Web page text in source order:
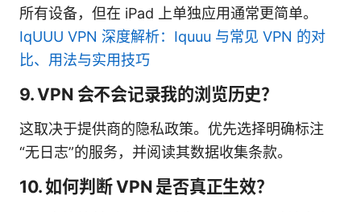
所有设备，但在 iPad 上单独应用通常更简单。
IqUUU VPN 深度解析：Iquuu 与常见 VPN 的对
比、用法与实用技巧
9. VPN 会不会记录我的浏览历史？
这取决于提供商的隐私政策。优先选择明确标注
“无日志”的服务，并阅读其数据收集条款。
10. 如何判断 VPN 是否真正生效？